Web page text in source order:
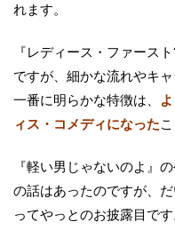
れます。
『レディース・ファース
ですが、細かな流れやキ
一番に明らかな特徴は、
ィス・コメディになった
『軽い男じゃないのよ』
の話はあったのですが、
ってやっとのお披露目です